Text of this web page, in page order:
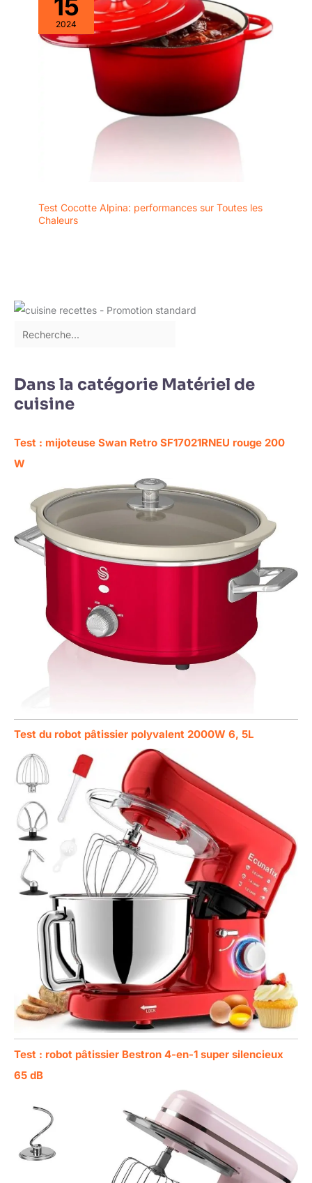
15
2024
Test Cocotte Alpina: performances sur Toutes les
Chaleurs
Dans la catégorie Matériel de
cuisine
Test : mijoteuse Swan Retro SF17021RNEU rouge 200
W
Test du robot pâtissier polyvalent 2000W 6, 5L
Test : robot pâtissier Bestron 4-en-1 super silencieux
65 dB